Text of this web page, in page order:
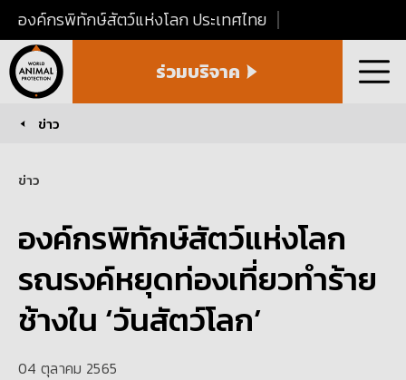
องค์กรพิทักษ์สัตว์แห่งโลก ประเทศไทย
Animal
Protection
ร่วมบริจาค เมนู
You are here:
ข่าว
องค์กรพิทักษ์สัตว์แห่งโลก
รณรงค์หยุดท่องเที่ยวทำร้าย
ช้างใน ‘วันสัตว์โลก’
ข่าว
04 ตุลาคม 2565